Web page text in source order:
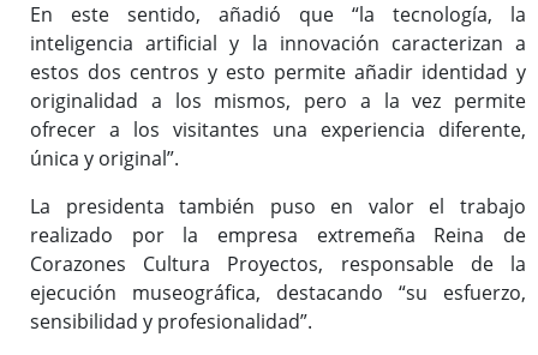
En este sentido, añadió que “la tecnología, la
inteligencia artificial y la innovación caracterizan a
estos dos centros y esto permite añadir identidad y
originalidad a los mismos, pero a la vez permite
ofrecer a los visitantes una experiencia diferente,
única y original”.
La presidenta también puso en valor el trabajo
realizado por la empresa extremeña Reina de
Corazones Cultura Proyectos, responsable de la
ejecución museográfica, destacando “su esfuerzo,
sensibilidad y profesionalidad”.